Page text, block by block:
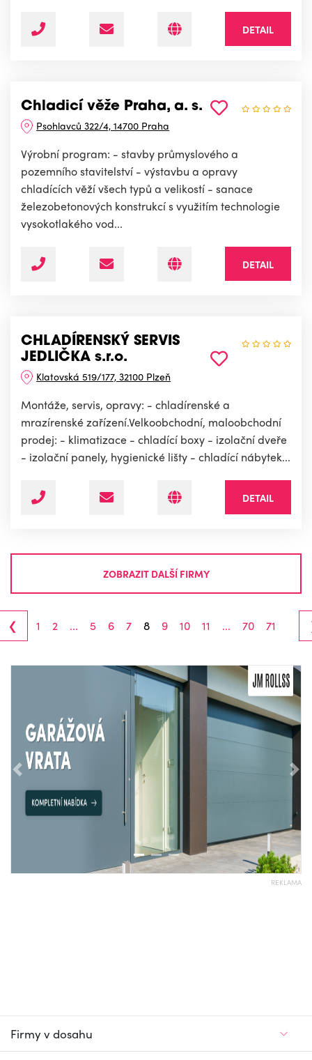
DETAIL
Chladicí věže Praha, a. s.
Psohlavců 322/4, 14700 Praha
Výrobní program: - stavby průmyslového a
pozemního stavitelství - výstavbu a opravy
chladících věží všech typů a velikostí - sanace
železobetonových konstrukcí s využitím technologie
vysokotlakého vod...
DETAIL
CHLADÍRENSKÝ SERVIS
JEDLIČKA s.r.o.
Klatovská 519/177, 32100 Plzeň
Montáže, servis, opravy: - chladírenské a
mrazírenské zařízení.Velkoobchodní, maloobchodní
prodej: - klimatizace - chladící boxy - izolační dveře
- izolační panely, hygienické lišty - chladící nábytek...
DETAIL
ZOBRAZIT DALŠÍ FIRMY
‹ 1 2 ... 5 6 7 8 9 10 11 ... 70 71
Předchozí
REKLAMA
Firmy v dosahu